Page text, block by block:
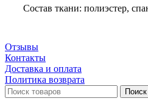
Состав ткани: полиэстер,
Отзывы
Контакты
Доставка и оплата
Политика возврата
Поиск